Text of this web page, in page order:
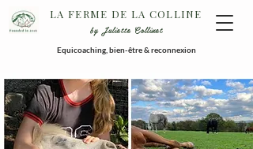
LA FERME DE LA COLLINE
by Juliette Collinet
Equicoaching, bien-être & reconnexion